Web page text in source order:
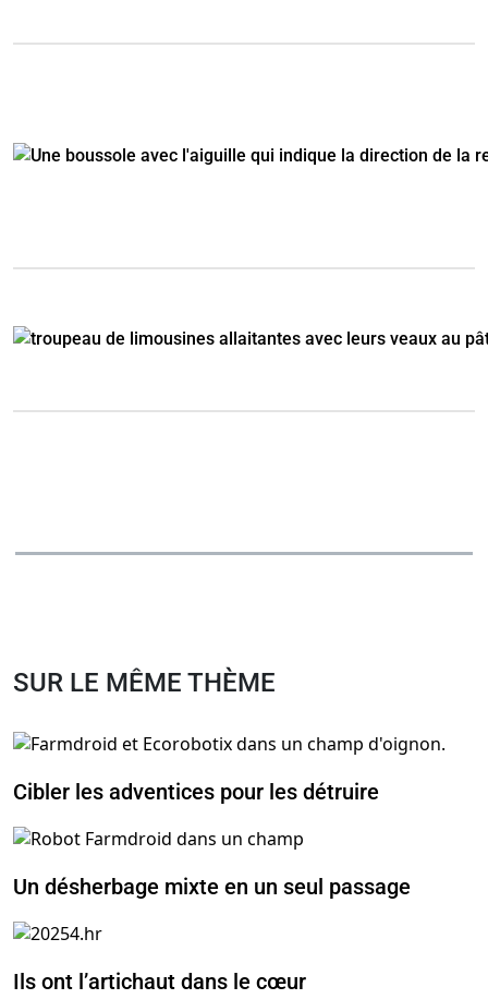
SUR LE MÊME THÈME
Cibler les adventices pour les détruire
Un désherbage mixte en un seul passage
Ils ont l’artichaut dans le cœur